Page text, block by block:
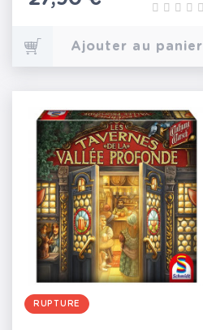
Ajouter au panier
RUPTURE